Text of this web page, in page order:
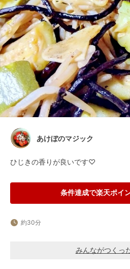
あけぼのマジック
ひじきの香りが良いです♡
条件達成で楽天ポイ
約30分
みんながつくっ